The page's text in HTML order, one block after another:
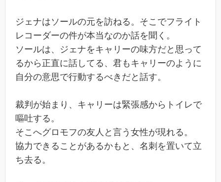
ジェナはソールの元を訪ねる。そこでフライト
レコーダーの件が本当なのか話を聞く。
ソールは、ジェナをキャリーの味方だと思って
るから正直に話してる、君もキャリーのように
自分の意思で行動するべきだと話す。
裁判が始まり、キャリーは緊張感からトイレで
嘔吐する。
そこへグロモフの友人と言う女性が現れる。
協力できることがあるかもと、名刺を置いて立
ち去る。